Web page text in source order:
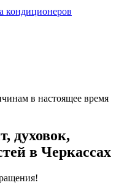
кондиционеров
в настоящее время
духовок,
в Черкассах